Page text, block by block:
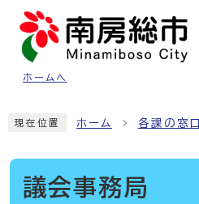
ページの先頭です
ホームへ
現在位置 ホーム 各課の窓口
議会事務局